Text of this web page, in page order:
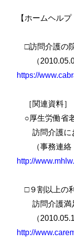
【ホームヘ
□訪問介護の
（2010.05.07
https://
［関連資料］
○厚生労働省
訪問介護に
（事務連絡
http://
□９割以上の
訪問介護満
（2010.05.11
http://